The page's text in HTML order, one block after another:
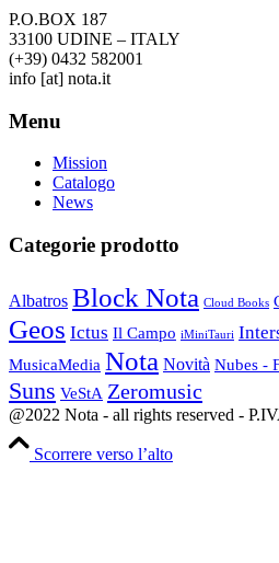
P.O.BOX 187
33100 UDINE – ITALY
(+39) 0432 582001
info [at] nota.it
Menu
Mission
Catalogo
News
Categorie prodotto
Albatros Block Nota Cloud Books
Geos Ictus Il Campo iMiniTauri
MusicaMedia Nota Novità Nubes -
Suns VeStA Zeromusic
@2022 Nota - all rights reserved -
Scorrere verso l’alto